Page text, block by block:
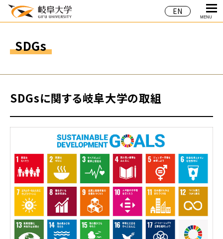
EN
MENU
SDGs
SDGsに関する岐阜大学の取組